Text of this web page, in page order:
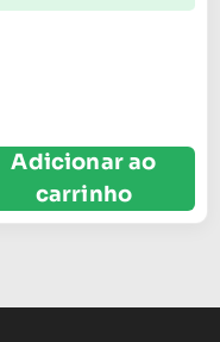
Adicionar ao
carrinho